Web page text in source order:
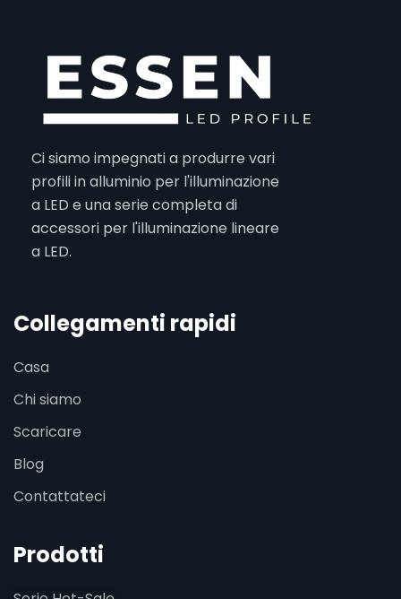
Ci siamo impegnati a produrre vari
profili in alluminio per l'illuminazione
a LED e una serie completa di
accessori per l'illuminazione lineare
a LED.
Collegamenti rapidi
Casa
Chi siamo
Scaricare
Blog
Contattateci
Prodotti